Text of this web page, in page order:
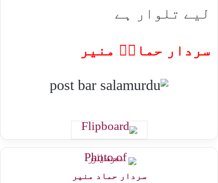
لیے تلوار ہے
سردار حمادؔ منیر
سردار حماد منیر